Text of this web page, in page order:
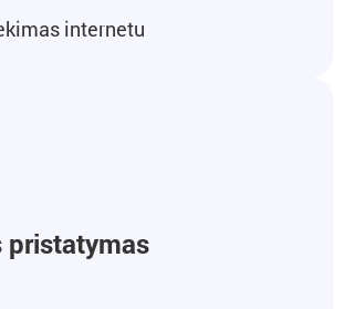
internetu
pristatymas